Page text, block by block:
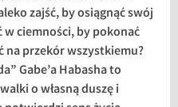
zajść, by osiągnąć swój
w ciemności, by pokonać
na przekór wszystkiemu?
Gabe’a Habasha to
o własną duszę i